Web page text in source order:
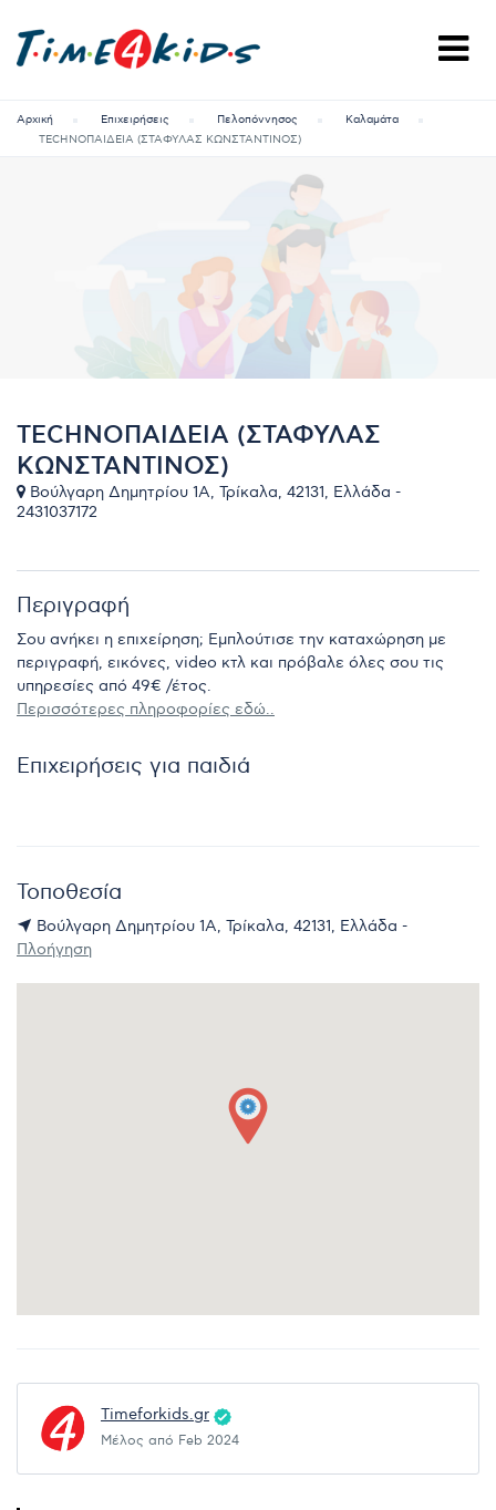
Αρχική Επιχειρήσεις Πελοπόννησος
Καλαμάτα
TECHNOΠΑΙΔΕΙΑ (ΣΤΑΦΥΛΑΣ ΚΩΝΣΤΑΝΤΙΝΟΣ)
TECHNOΠΑΙΔΕΙΑ (ΣΤΑΦΥΛΑΣ
ΚΩΝΣΤΑΝΤΙΝΟΣ)
Βούλγαρη Δημητρίου 1Α, Τρίκαλα, 42131, Ελλάδα -
2431037172
Περιγραφή
Σου ανήκει η επιχείρηση; Εμπλούτισε την καταχώρηση με
περιγραφή, εικόνες, video κτλ και πρόβαλε όλες σου τις
υπηρεσίες από 49€ /έτος.
Περισσότερες πληροφορίες εδώ..
Επιχειρήσεις για παιδιά
Τοποθεσία
Βούλγαρη Δημητρίου 1Α, Τρίκαλα, 42131, Ελλάδα -
Πλοήγηση
Timeforkids.gr
Μέλος από Feb 2024